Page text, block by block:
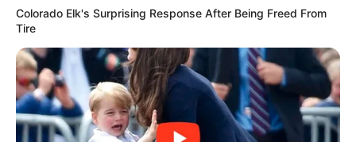
Colorado Elk's Surprising Response After Being Freed From
Tire